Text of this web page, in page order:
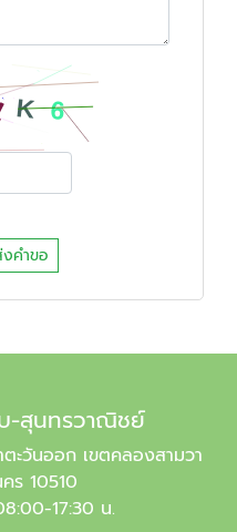
คำขอ
บ-สุนทรวาณิชย์
ะวันออก เขตคลองสามวา
ร 10510
17:30 น.